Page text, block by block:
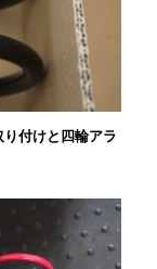
付けと四輪アラ